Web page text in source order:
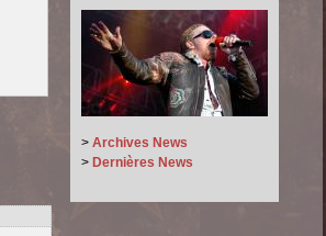
> Archives News
> Dernières News